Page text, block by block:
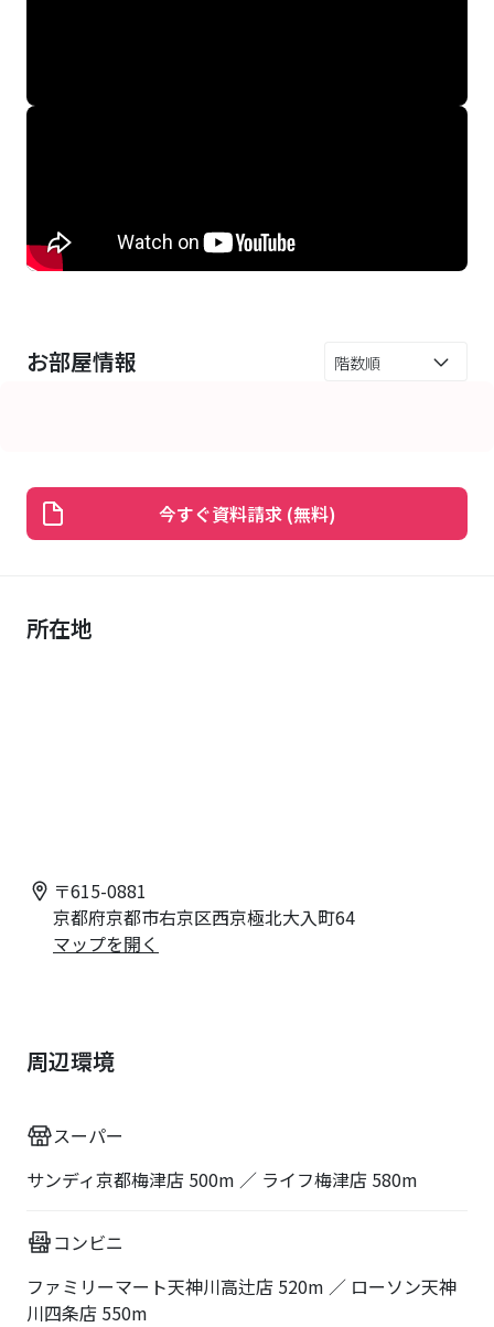
お部屋情報
今すぐ資料請求 (無料)
所在地
〒615-0881
京都府京都市右京区西京極北大入町64
マップを開く
周辺環境
スーパー
サンディ京都梅津店 500m ／ ライフ梅津店 580m
コンビニ
ファミリーマート天神川高辻店 520m ／ ローソン天神
川四条店 550m